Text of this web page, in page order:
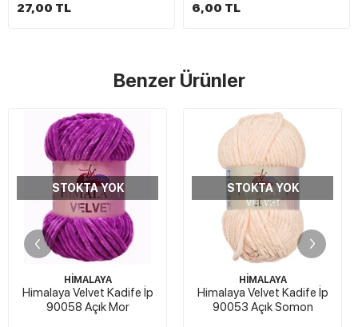
27,00 TL 6,00 TL
Benzer Ürünler
STOKTA YOK
HİMALAYA
Himalaya Velvet Kadife İp
90058 Açık Mor
STOKTA YOK
HİMALAYA
Himalaya Velvet Kadife İp
90053 Açık Somon